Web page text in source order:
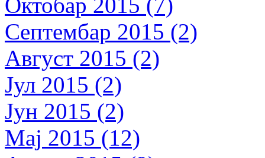
Септембар 2015 (2)
Август 2015 (2)
Јул 2015 (2)
Јун 2015 (2)
Мај 2015 (12)